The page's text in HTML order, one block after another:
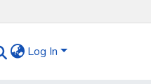
Log In